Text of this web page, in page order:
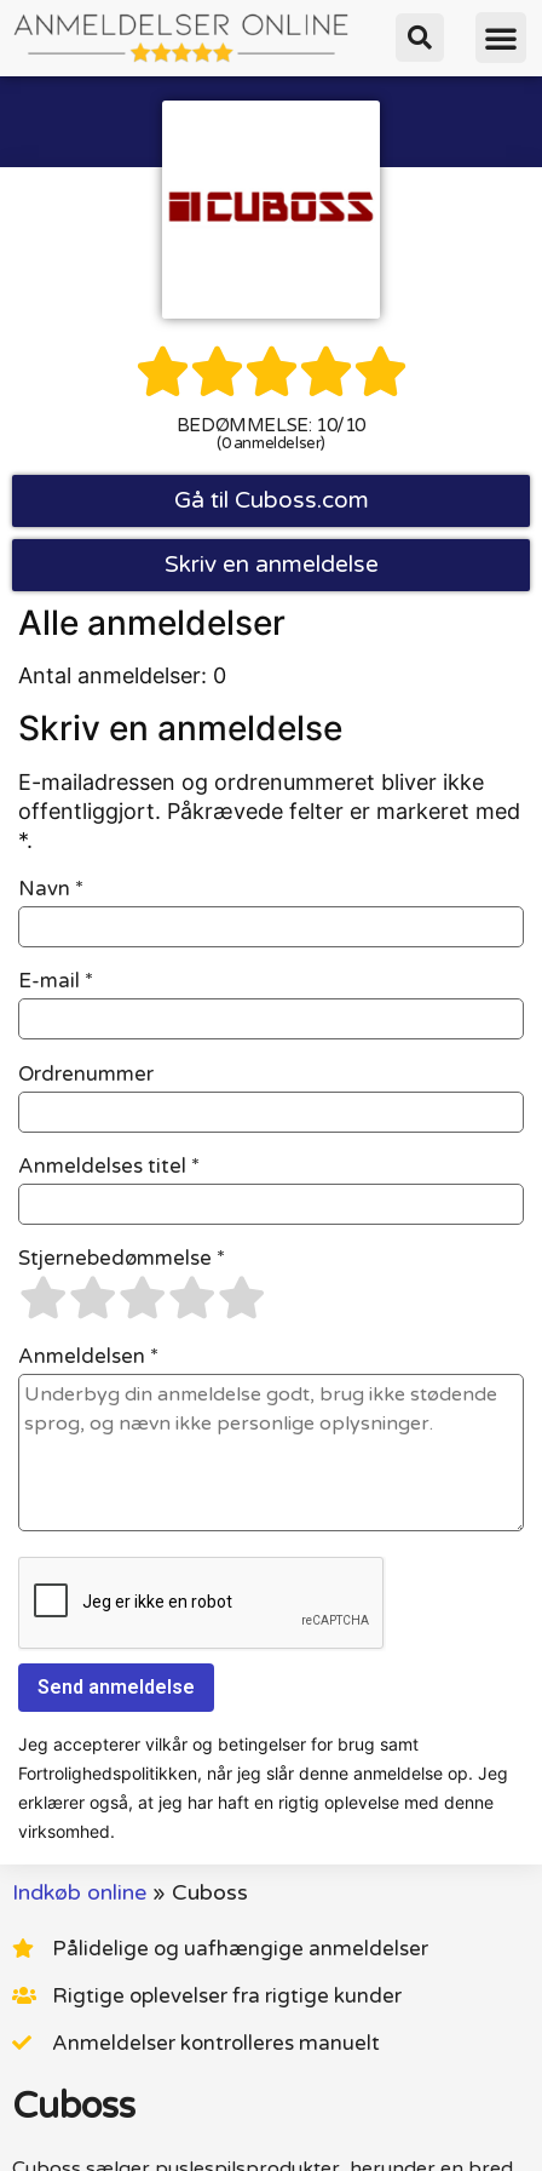

BEDØMMELSE: 10/10
(0 anmeldelser)
Gå til Cuboss.com
Skriv en anmeldelse
Alle anmeldelser
Antal anmeldelser: 0
Skriv en anmeldelse
E-mailadressen og ordrenummeret bliver ikke
offentliggjort. Påkrævede felter er markeret med
*.
Navn *
E-mail *
Ordrenummer
Anmeldelses titel *
Stjernebedømmelse *
Anmeldelsen *
Jeg accepterer vilkår og betingelser for brug samt
Fortrolighedspolitikken, når jeg slår denne anmeldelse op. Jeg
erklærer også, at jeg har haft en rigtig oplevelse med denne
virksomhed.
Indkøb online » Cuboss
Pålidelige og uafhængige anmeldelser
Rigtige oplevelser fra rigtige kunder
Anmeldelser kontrolleres manuelt
Cuboss